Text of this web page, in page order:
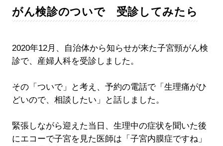
がん検診のついで 受診してみたら
2020年12月、自治体から知らせが来た子宮頸がん検
診で、産婦人科を受診しました。
その「ついで」と考え、予約の電話で「生理痛がひ
どいので、相談したい」と話しました。
緊張しながら迎えた当日、生理中の症状を聞いた後
にエコーで子宮を見た医師は「子宮内膜症ですね」